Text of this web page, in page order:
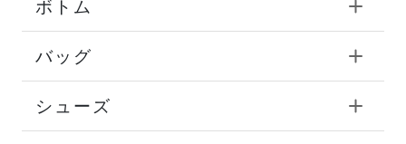
ボトム
バッグ
シューズ